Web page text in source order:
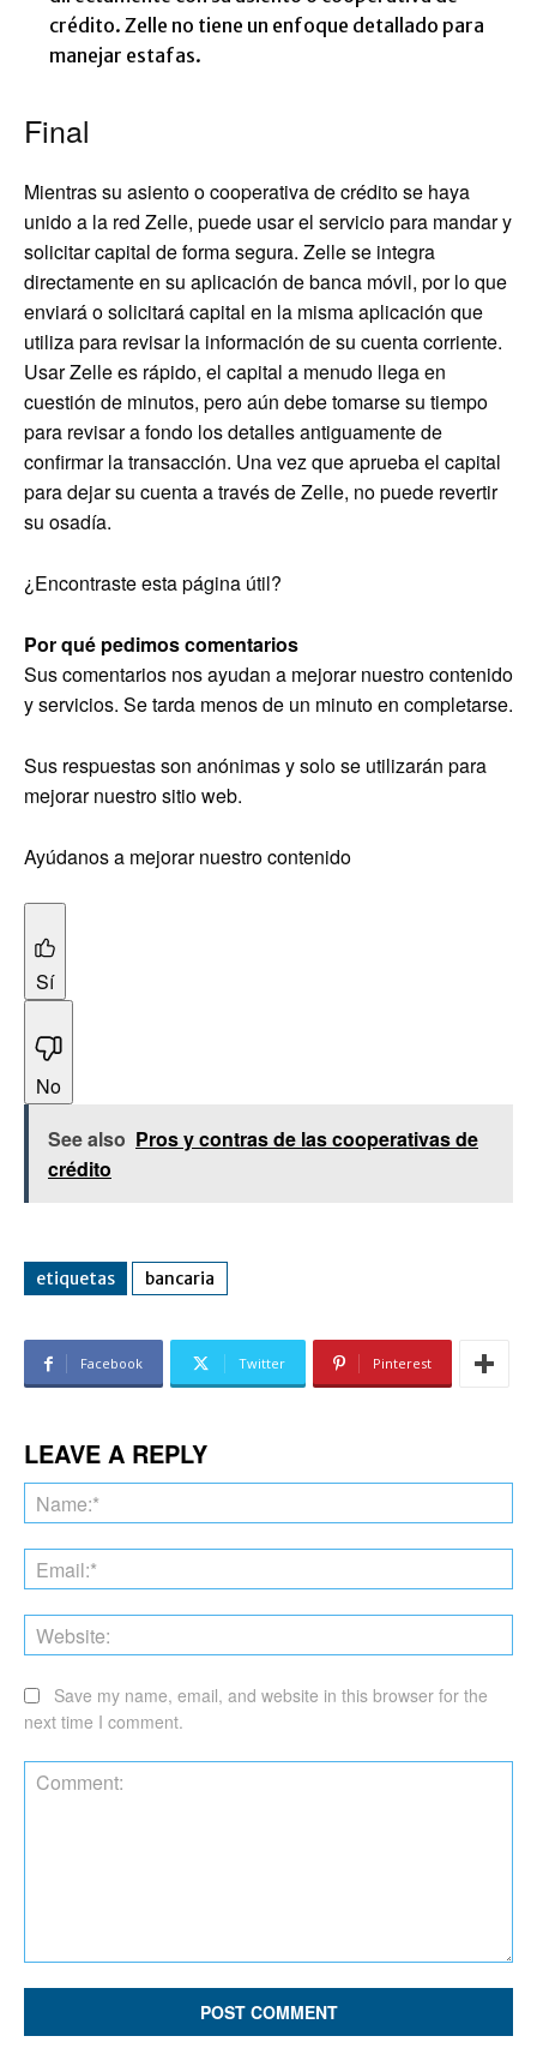
crédito. Zelle no tiene un enfoque detallado para
manejar estafas.
Final
Mientras su asiento o cooperativa de crédito se haya
unido a la red Zelle, puede usar el servicio para mandar y
solicitar capital de forma segura. Zelle se integra
directamente en su aplicación de banca móvil, por lo que
enviará o solicitará capital en la misma aplicación que
utiliza para revisar la información de su cuenta corriente.
Usar Zelle es rápido, el capital a menudo llega en
cuestión de minutos, pero aún debe tomarse su tiempo
para revisar a fondo los detalles antiguamente de
confirmar la transacción. Una vez que aprueba el capital
para dejar su cuenta a través de Zelle, no puede revertir
su osadía.
¿Encontraste esta página útil?
Por qué pedimos comentarios
Sus comentarios nos ayudan a mejorar nuestro contenido
y servicios. Se tarda menos de un minuto en completarse.
Sus respuestas son anónimas y solo se utilizarán para
mejorar nuestro sitio web.
Ayúdanos a mejorar nuestro contenido
Sí
No
See also Pros y contras de las cooperativas de
crédito
etiquetas bancaria
Facebook Twitter Pinterest
LEAVE A REPLY
Save my name, email, and website in this browser for the
next time I comment.